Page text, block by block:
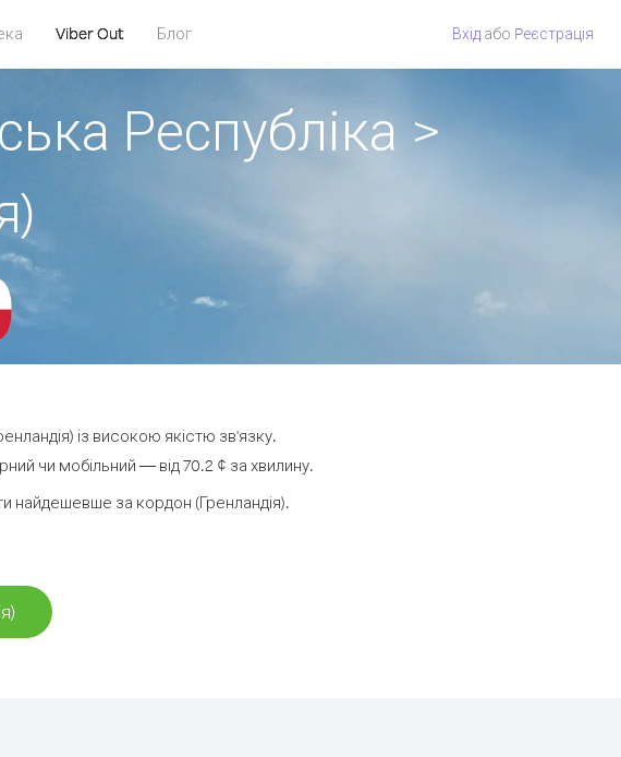
Viber Out Блог Вхід або Pеєстрація
Республіка >
із високою якістю зв'язку.
чи мобільний — від 70.2 ¢ за хвилину.
найдешевше за кордон (Гренландія).